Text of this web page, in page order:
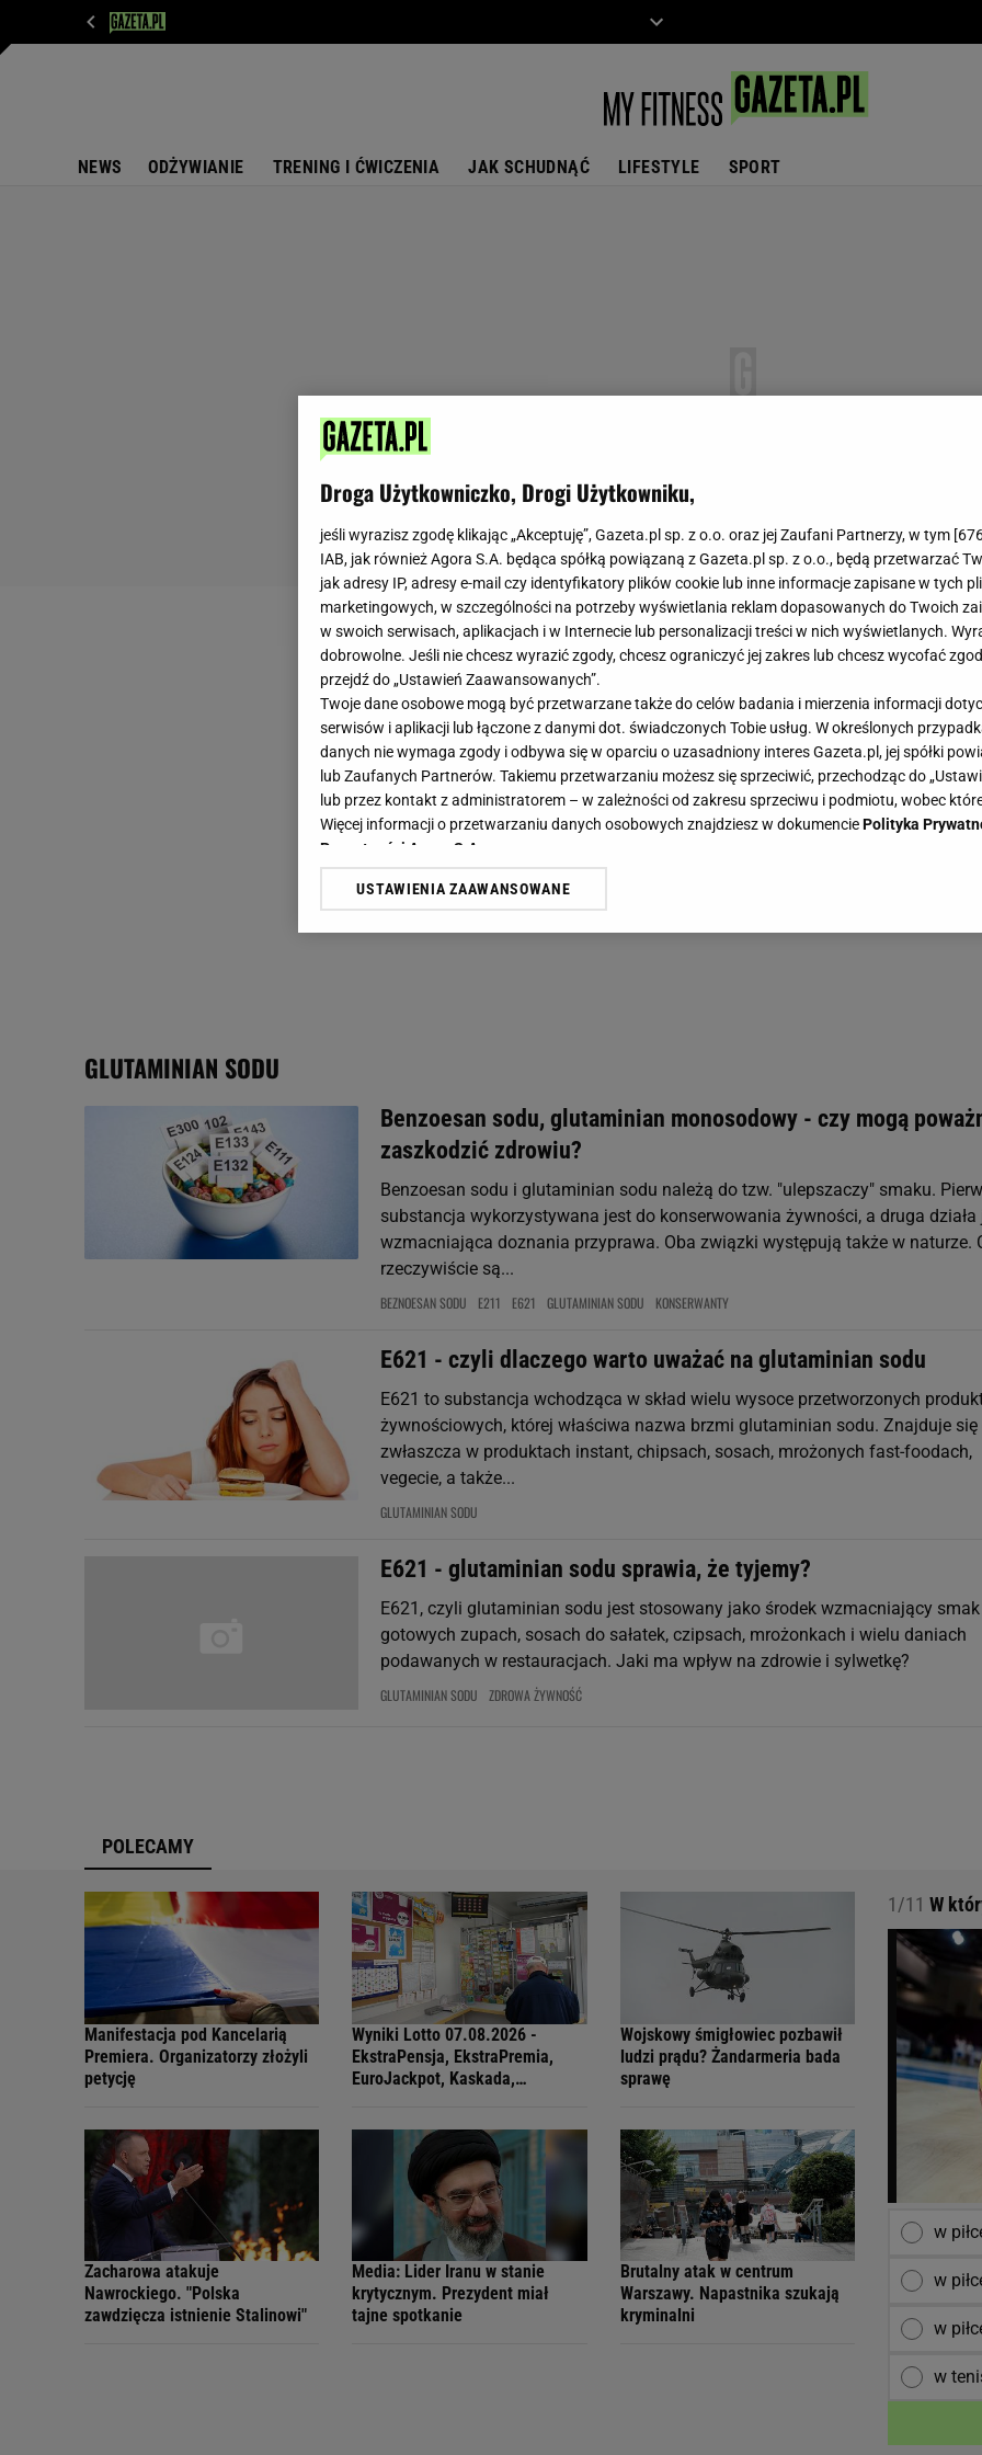
NEWS ODŻYWIANIE TRENING I ĆWICZENIA JAK SCHUDNĄĆ LIFESTYLE SPORT
GLUTAMINIAN SODU
Benzoesan sodu, glutaminian monosodowy - czy mogą
zaszkodzić zdrowiu?
Benzoesan sodu i glutaminian sodu należą do tzw. "ulepszaczy" smaku.
substancja wykorzystywana jest do konserwowania żywności, a druga działa
wzmacniająca doznania przyprawa. Oba związki występują także w naturze.
rzeczywiście są...
BEZNOESAN SODU E211 E621 GLUTAMINIAN SODU KONSERWANTY
E621 - czyli dlaczego warto uważać na glutaminian sodu
E621 to substancja wchodząca w skład wielu wysoce przetworzonych
żywnościowych, której właściwa nazwa brzmi glutaminian sodu. Znajduje się
zwłaszcza w produktach instant, chipsach, sosach, mrożonych fast-foodach,
vegecie, a także...
GLUTAMINIAN SODU
E621 - glutaminian sodu sprawia, że tyjemy?
E621, czyli glutaminian sodu jest stosowany jako środek wzmacniający
gotowych zupach, sosach do sałatek, czipsach, mrożonkach i wielu daniach
podawanych w restauracjach. Jaki ma wpływ na zdrowie i sylwetkę?
GLUTAMINIAN SODU ZDROWA ŻYWNOŚĆ
POLECAMY
Manifestacja pod Kancelarią
Premiera. Organizatorzy złożyli
petycję
Wyniki Lotto 07.08.2026 -
EkstraPensja, EkstraPremia,
EuroJackpot, Kaskada,
Wojskowy śmigłowiec pozbawił
ludzi prądu? Żandarmeria bada
sprawę
Zacharowa atakuje
Nawrockiego. "Polska
zawdzięcza istnienie Stalinowi"
Media: Lider Iranu w stanie
krytycznym. Prezydent miał
tajne spotkanie
Brutalny atak w centrum
Warszawy. Napastnika szukają
kryminalni
1/11 W
w
w
w
w
Droga Użytkowniczko, Drogi Użytkowniku,
jeśli wyrazisz zgodę klikając „Akceptuję”, Gazeta.pl sp. z o.o. oraz jej Zaufani Partnerzy, w tym [
IAB, jak również Agora S.A. będąca spółką powiązaną z Gazeta.pl sp. z o.o., będą przetwarzać
jak adresy IP, adresy e-mail czy identyfikatory plików cookie lub inne informacje zapisane w tych
marketingowych, w szczególności na potrzeby wyświetlania reklam dopasowanych do Twoich
w swoich serwisach, aplikacjach i w Internecie lub personalizacji treści w nich wyświetlanych.
dobrowolne. Jeśli nie chcesz wyrazić zgody, chcesz ograniczyć jej zakres lub chcesz wycofać
przejdź do „Ustawień Zaawansowanych”.
Twoje dane osobowe mogą być przetwarzane także do celów badania i mierzenia informacji
serwisów i aplikacji lub łączone z danymi dot. świadczonych Tobie usług. W określonych
danych nie wymaga zgody i odbywa się w oparciu o uzasadniony interes Gazeta.pl, jej spółki
lub Zaufanych Partnerów. Takiemu przetwarzaniu możesz się sprzeciwić, przechodząc do
lub przez kontakt z administratorem – w zależności od zakresu sprzeciwu i podmiotu, wobec
Więcej informacji o przetwarzaniu danych osobowych znajdziesz w dokumenciePolityka
Prywatności Agora S.A.
Klikając „Akceptuję” wyrażasz też zgodę na zainstalowanie i przechowywanie plików cookie
badnie odbiorców i ulepszanie usług.Lista Zaufanych Partnerów
USTAWIENIA ZAAWANSOWANE